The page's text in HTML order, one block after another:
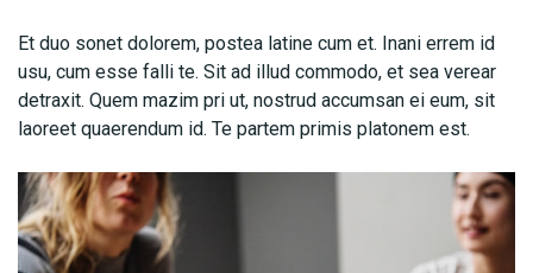
Et duo sonet dolorem, postea latine cum et. Inani errem id
usu, cum esse falli te. Sit ad illud commodo, et sea verear
detraxit. Quem mazim pri ut, nostrud accumsan ei eum, sit
laoreet quaerendum id. Te partem primis platonem est.